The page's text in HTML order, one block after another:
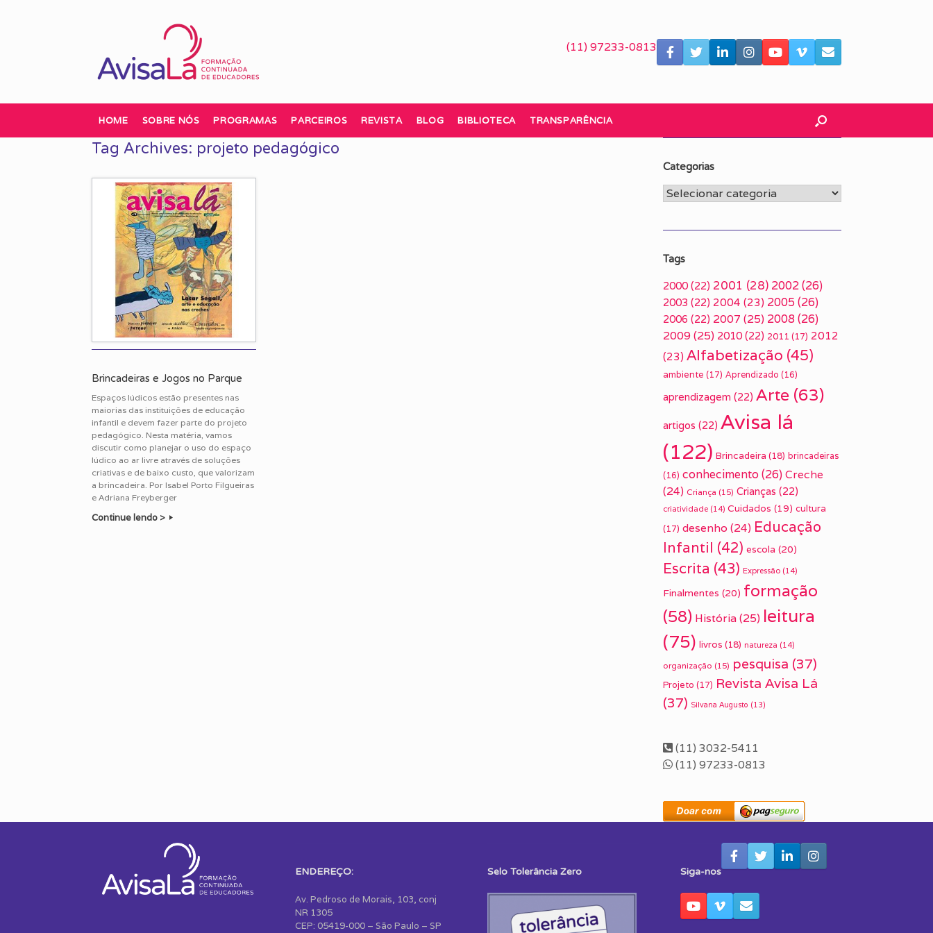
(11) 97233-0813
HOME SOBRE NÓS PROGRAMAS PARCEIROS REVISTA BLOG BIBLIOTECA TRANSPARÊNCIA
Tag Archives: projeto pedagógico
Brincadeiras e Jogos no Parque
Espaços lúdicos estão presentes nas
maiorias das instituições de educação
infantil e devem fazer parte do projeto
pedagógico. Nesta matéria, vamos
discutir como planejar o uso do espaço
lúdico ao ar livre através de soluções
criativas e de baixo custo, que valorizam
a brincadeira. Por Isabel Porto Filgueiras
e Adriana Freyberger
Continue lendo >
Categorias
Categorias
Tags
2000 (22) 2001 (28) 2002(26)
2003 (22) 2004 (23) 2005 (26)
2006 (22) 2007 (25) 2008(26)
2009(25) 2010 (22) 2011 (17) 2012
(23) Alfabetização (45)
ambiente (17) Aprendizado (16)
aprendizagem (22) Arte (63)
artigos (22) Avisa lá
(122) Brincadeira (18) brincadeiras
(16) conhecimento(26) Creche
(24) Criança (15) Crianças (22)
criatividade (14) Cuidados (19) cultura
(17) desenho (24) Educação
Infantil (42) escola (20)
Escrita (43) Expressão (14)
Finalmentes (20) formação
(58) História(25) leitura
(75) livros (18) natureza (14)
organização (15) pesquisa (37)
Projeto (17) Revista Avisa Lá
(37) Silvana Augusto (13)
(11) 3032-5411
(11) 97233-0813
ENDEREÇO:
Av. Pedroso de Morais, 103, conj
NR 1305
CEP: 05419-000 – São Paulo – SP
Selo Tolerância Zero Siga-nos